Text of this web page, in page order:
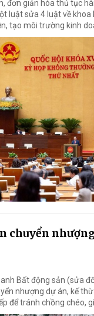
đơn giản hóa thủ tục
luật sửa 4 luật về khoa
tạo môi trường kinh
chuyển
Bất động sản (sửa
nhượng dự án, kế
để tránh chồng chéo,